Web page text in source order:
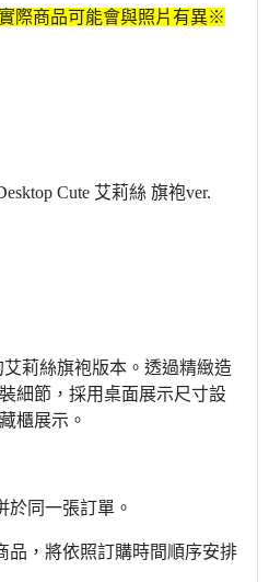
際商品可能會與照片有異※
Cute 艾莉絲 旗袍ver.
莉絲旗袍版本。透過精緻造
細節，採用桌面展示尺寸設
櫃展示。
於同一張訂單。
品，將依照訂購時間順序安排